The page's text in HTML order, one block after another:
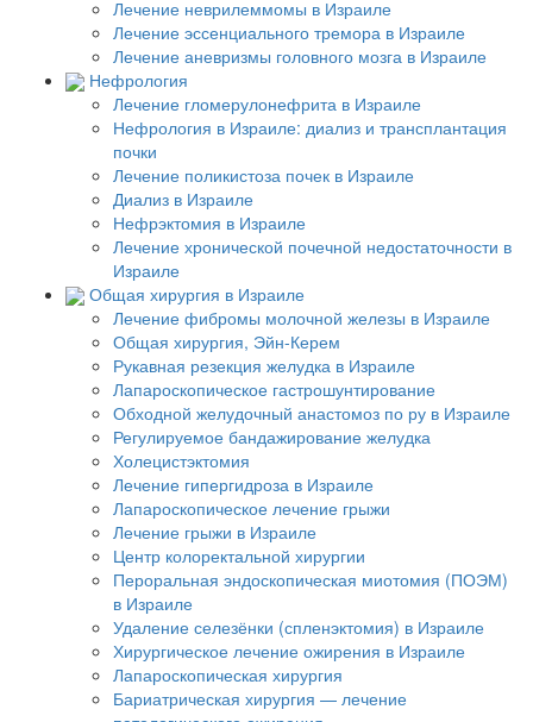
Лечение неврилеммомы в Израиле
Лечение эссенциального тремора в Израиле
Лечение аневризмы головного мозга в Израиле
Нефрология
Лечение гломерулонефрита в Израиле
Нефрология в Израиле: диализ и трансплантация
почки
Лечение поликистоза почек в Израиле
Диализ в Израиле
Нефрэктомия в Израиле
Лечение хронической почечной недостаточности в
Израиле
Общая хирургия в Израиле
Лечение фибромы молочной железы в Израиле
Общая хирургия, Эйн-Керем
Рукавная резекция желудка в Израиле
Лапароскопическое гастрошунтирование
Обходной желудочный анастомоз по ру в Израиле
Регулируемое бандажирование желудка
Холецистэктомия
Лечение гипергидроза в Израиле
Лапароскопическое лечение грыжи
Лечение грыжи в Израиле
Центр колоректальной хирургии
Пероральная эндоскопическая миотомия (ПОЭМ)
в Израиле
Удаление селезёнки (спленэктомия) в Израиле
Хирургическое лечение ожирения в Израиле
Лапароскопическая хирургия
Бариатрическая хирургия — лечение